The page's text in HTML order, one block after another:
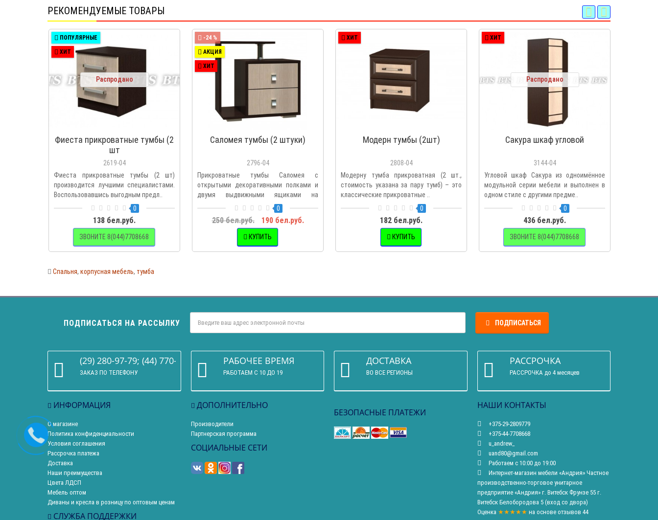
РЕКОМЕНДУЕМЫЕ ТОВАРЫ
ПОПУЛЯРНЫЕ
ХИТ
Распродано
Фиеста прикроватные тумбы (2
шт
2619-04
Фиеста прикроватные тумбы (2 шт)
производится лучшими специалистами.
Воспользовавшись выгодным предл..
0
138 бел.руб.
ЗВОНИТЕ 8(044)7708668
-24 %
АКЦИЯ
ХИТ
Саломея тумбы (2 штуки)
2796-04
Прикроватные тумбы Саломея с
открытыми декоративными полками и
двумя выдвижными ящиками на
0
250 бел.руб. 190 бел.руб.
КУПИТЬ
ХИТ
Модерн тумбы (2шт)
2808-04
Модерну тумба прикроватная (2 шт.,
стоимость указана за пару тумб) – это
классические прикроватные ..
0
182 бел.руб.
КУПИТЬ
ХИТ
Распродано
Сакура шкаф угловой
3144-04
Угловой шкаф Сакура из одноимённое
модульной серии мебели и выполнен в
одном стиле с другими предме..
0
436 бел.руб.
ЗВОНИТЕ 8(044)7708668
Спальня, корпусная мебель, тумба
ПОДПИСАТЬСЯ НА РАССЫЛКУ ПОДПИСАТЬСЯ
(29) 280-97-79; (44) 770-86-68
ЗАКАЗ ПО ТЕЛЕФОНУ
РАБОЧЕЕ ВРЕМЯ
РАБОТАЕМ С 10 ДО 19
ДОСТАВКА
ВО ВСЕ РЕГИОНЫ
РАССРОЧКА
РАССРОЧКА до 4 месяцев
ИНФОРМАЦИЯ
О магазине
Политика конфиденциальности
Условия соглашения
Рассрочка платежа
Доставка
Наши преимущества
Цвета ЛДСП
Мебель оптом
Диваны и кресла в розницу по оптовым ценам
СЛУЖБА ПОДДЕРЖКИ
ДОПОЛНИТЕЛЬНО
Производители
Партнерская программа
СОЦИАЛЬНЫЕ СЕТИ
БЕЗОПАСНЫЕ ПЛАТЕЖИ
НАШИ КОНТАКТЫ
+375-29-2809779
+375-44-7708668
u_andrew_
uand80@gmail.com
Работаем с 10:00 до 19:00
Интернет-магазин мебели «Андрия» Частное
производственно-торговое унитарное
предприятие «Андрия» г. Витебск Фрунзе 55 г.
Витебск Белобородова 5 (вход со двора)
Оценка ★★★★★ на основе отзывов 44